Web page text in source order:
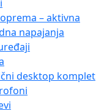
– aktivna
napajanja
desktop komplet